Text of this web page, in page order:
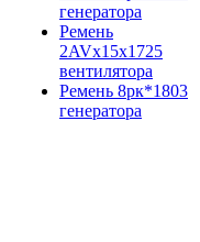
генератора
Ремень
2AVx15x1725
вентилятора
Ремень 8рк*1803
генератора